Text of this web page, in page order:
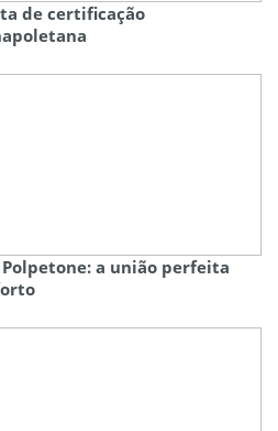
de certificação
a união perfeita